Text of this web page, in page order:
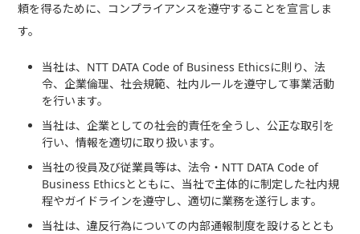
頼を得るために、コンプライアンスを遵守することを宣言しま
す。
当社は、NTT DATA Code of Business Ethicsに則り、法
令、企業倫理、社会規範、社内ルールを遵守して事業活動
を行います。
当社は、企業としての社会的責任を全うし、公正な取引を
行い、情報を適切に取り扱います。
当社の役員及び従業員等は、法令・NTT DATA Code of
Business Ethicsとともに、当社で主体的に制定した社内規
程やガイドラインを遵守し、適切に業務を遂行します。
当社は、違反行為についての内部通報制度を設けるととも